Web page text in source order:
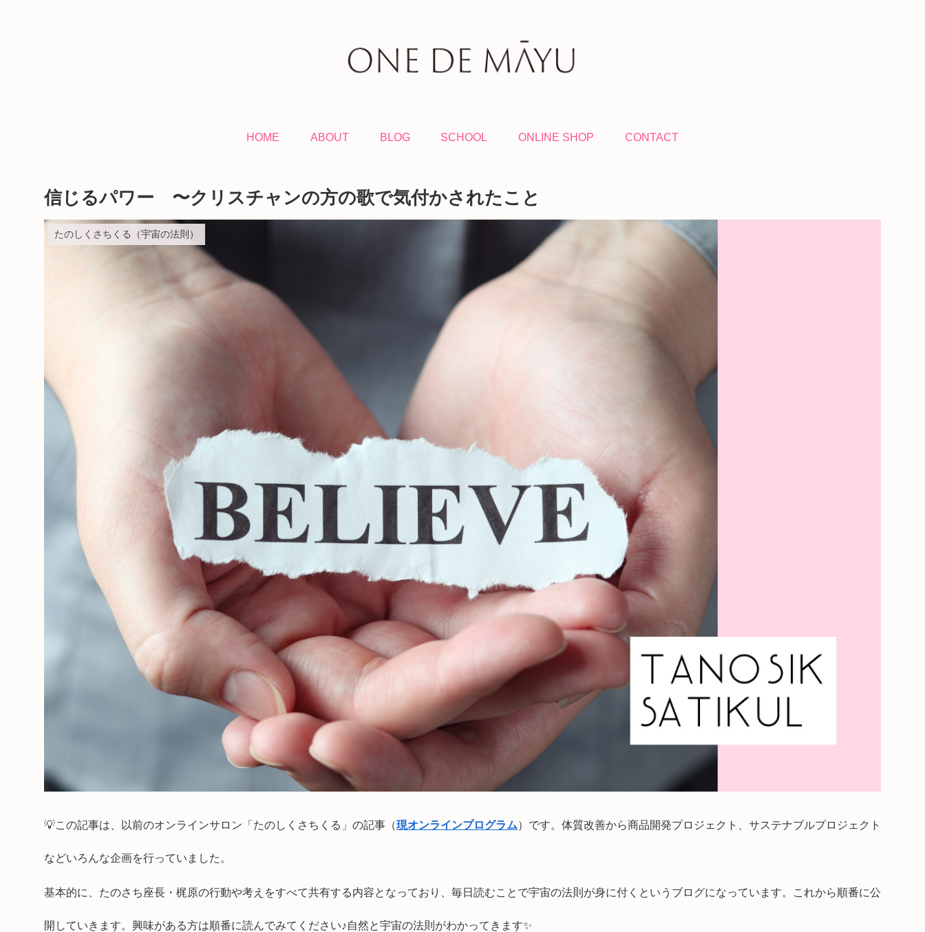
HOME ABOUT BLOG SCHOOL ONLINE SHOP CONTACT
信じるパワー 〜クリスチャンの方の歌で気付かされたこと
たのしくさちくる（宇宙の法則）
💡この記事は、以前のオンラインサロン「たのしくさちくる」の記事（現オンラインプログラム）です。体質改善から商品開発プロジェクト、サステナブルプロジェクト
などいろんな企画を行っていました。
基本的に、たのさち座長・梶原の行動や考えをすべて共有する内容となっており、毎日読むことで宇宙の法則が身に付くというブログになっています。これから順番に公
開していきます。興味がある方は順番に読んでみてください♪自然と宇宙の法則がわかってきます✨